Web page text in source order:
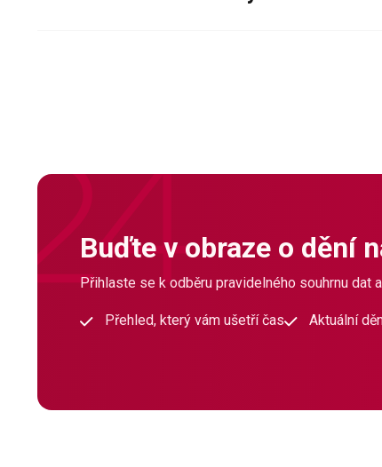
Buďte v obraze o dění
Přihlaste se k odběru pravidelného souhrnu dat
Přehled, který vám ušetří čas Aktuální